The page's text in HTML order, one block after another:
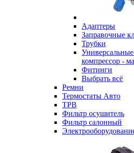
Адаптеры
Заправочные
Трубки
компрессор -
Фитинги
Выбрать всё
Ремни
Термостаты Авто
ТРВ
Фильтр осушитель
Фильтр салонный